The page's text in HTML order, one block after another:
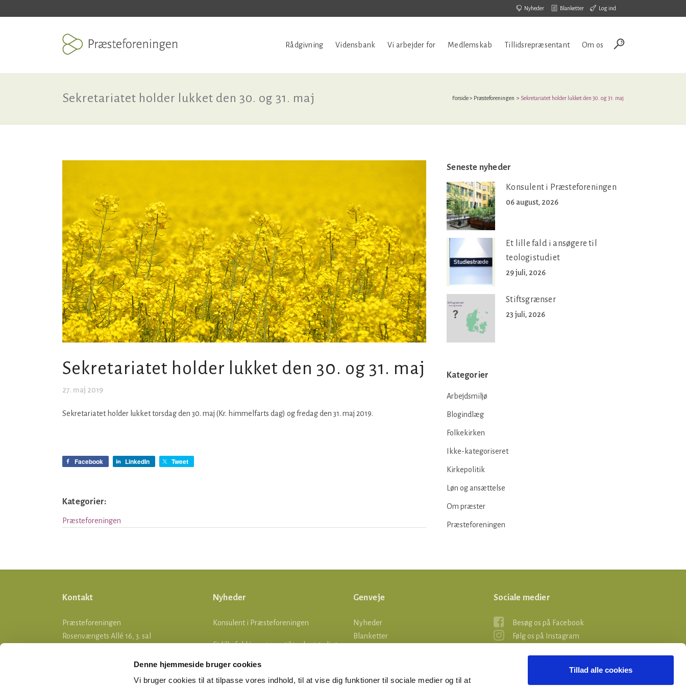
Denne hjemmeside bruger cookies
Vi bruger cookies til at tilpasse vores indhold, til at vise dig funktioner til sociale medier og til at
Tillad alle cookies
Nyheder Blanketter Log ind
Rådgivning Vidensbank Vi arbejder for Medlemskab Tillidsrepræsentant Om os
Sekretariatet holder lukket den 30. og 31. maj Forside> Præsteforeningen > Sekretariatet holder lukket den 30. og 31. maj
Sekretariatet holder lukket den 30. og 31. maj
27. maj 2019
Sekretariatet holder lukket torsdag den 30. maj (Kr. himmelfarts dag) og fredag den 31. maj 2019.
Facebook LinkedIn Tweet
Kategorier:
Præsteforeningen
Seneste nyheder
Konsulent i Præsteforeningen
06 august, 2026
Et lille fald i ansøgere til
teologistudiet
29 juli, 2026
Stiftsgrænser
23 juli, 2026
Kategorier
Arbejdsmiljø
Blogindlæg
Folkekirken
Ikke-kategoriseret
Kirkepolitik
Løn og ansættelse
Om præster
Præsteforeningen
Kontakt
Præsteforeningen
Rosenvængets Allé 16, 3. sal
Nyheder
Konsulent i Præsteforeningen
Et lille fald i ansøgere til teologistudiet
Stiftsgrænser
Genveje
Nyheder
Blanketter
Sociale medier
Besøg os på Facebook
Følg os på Instagram